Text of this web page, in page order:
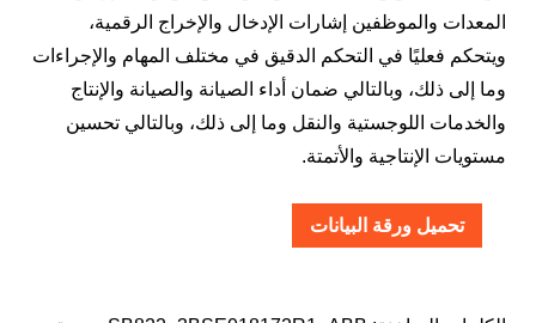
المعدات والموظفين إشارات الإدخال والإخراج الرقمية،
ويتحكم فعليًا في التحكم الدقيق في مختلف المهام والإجراءات
وما إلى ذلك، وبالتالي ضمان أداء الصيانة والصيانة والإنتاج
والخدمات اللوجستية والنقل وما إلى ذلك، وبالتالي تحسين
مستويات الإنتاجية والأتمتة.
تحميل ورقة البيانات